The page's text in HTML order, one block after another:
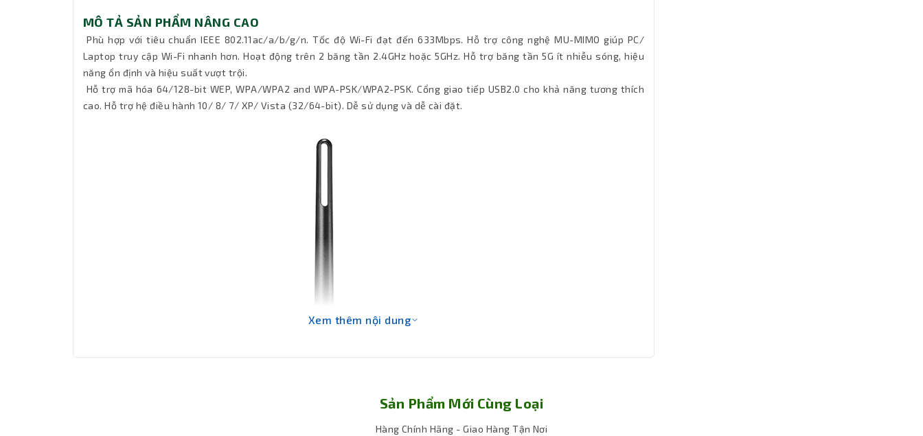
MÔ TẢ SẢN PHẨM NÂNG CAO
Phù hợp với tiêu chuẩn IEEE 802.11ac/a/b/g/n. Tốc độ Wi-Fi đạt đến 633Mbps. Hỗ trợ công nghệ MU-MIMO giúp PC/
Laptop truy cập Wi-Fi nhanh hơn. Hoạt động trên 2 băng tần 2.4GHz hoặc 5GHz. Hỗ trợ băng tần 5G ít nhiễu sóng, hiệu
năng ổn định và hiệu suất vượt trội.
Hỗ trợ mã hóa 64/128-bit WEP, WPA/WPA2 and WPA-PSK/WPA2-PSK. Cổng giao tiếp USB2.0 cho khả năng tương thích
cao. Hỗ trợ hệ điều hành 10/ 8/ 7/ XP/ Vista (32/64-bit). Dễ sử dụng và dễ cài đặt.
Xem thêm nội dung
Sản Phẩm Mới Cùng Loại
Hàng Chính Hãng - Giao Hàng Tận Nơi